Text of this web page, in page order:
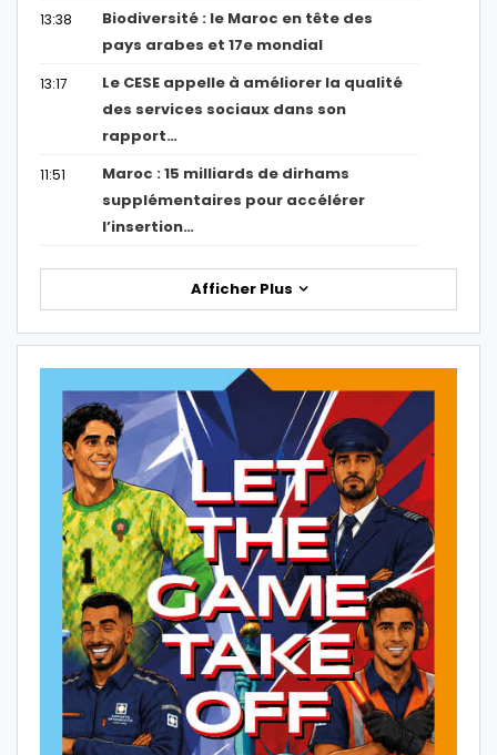
13:38
Biodiversité : le Maroc en tête des
pays arabes et 17e mondial
13:17
Le CESE appelle à améliorer la qualité
des services sociaux dans son
rapport…
11:51
Maroc : 15 milliards de dirhams
supplémentaires pour accélérer
l’insertion…
Afficher Plus